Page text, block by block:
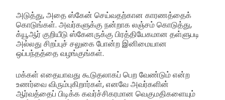
அடுத்து, அதை ஸ்கேன் செய்வதற்கான காரணத்தைக்
கொடுங்கள். அவர்களுக்கு நன்றாக லஞ்சம் கொடுத்து,
க்யூஆர் குறியீடு ஸ்கேனருக்கு பிரத்தியேகமான தள்ளுபடி
அல்லது சிறப்புச் சலுகை போன்ற இனிமையான
ஒப்பந்தத்தை வழங்குங்கள்.
மக்கள் எதையாவது கூடுதலாகப் பெற வேண்டும் என்ற
உணர்வை விரும்புகிறார்கள், எனவே அவர்களின்
ஆர்வத்தைப் பிடிக்க கவர்ச்சிகரமான வெகுமதிகளையும்